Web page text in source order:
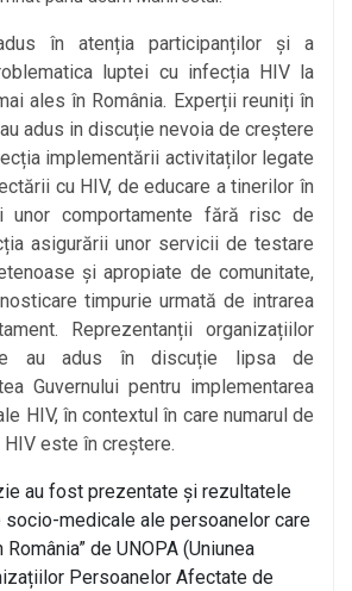
în atenția participanților și a
luptei cu infecția HIV la
ales în România. Experții reuniți în
adus in discuție nevoia de creștere
implementării activitaților legate
cu HIV, de educare a tinerilor în
unor comportamente fără risc de
asigurării unor servicii de testare
și apropiate de comunitate,
timpurie urmată de intrarea
Reprezentanții organizațiilor
au adus în discuție lipsa de
Guvernului pentru implementarea
HIV, în contextul în care numarul de
este în creștere.
au fost prezentate și rezultatele
socio-medicale ale persoanelor care
de UNOPA (Uniunea
Persoanelor Afectate de